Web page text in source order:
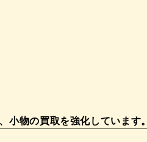
小物の買取を強化しています。